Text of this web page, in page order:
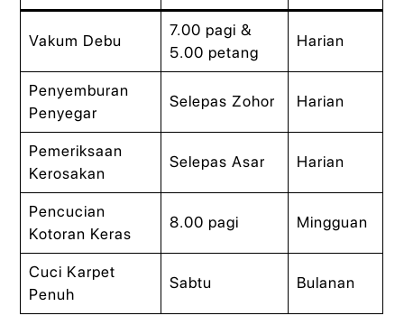
Vakum Debu
7.00 pagi &
5.00 petang
Harian
Penyemburan
Penyegar
Selepas Zohor Harian
Pemeriksaan
Kerosakan
Selepas Asar Harian
Pencucian
Kotoran Keras
8.00 pagi Mingguan
Cuci Karpet
Penuh
Sabtu Bulanan